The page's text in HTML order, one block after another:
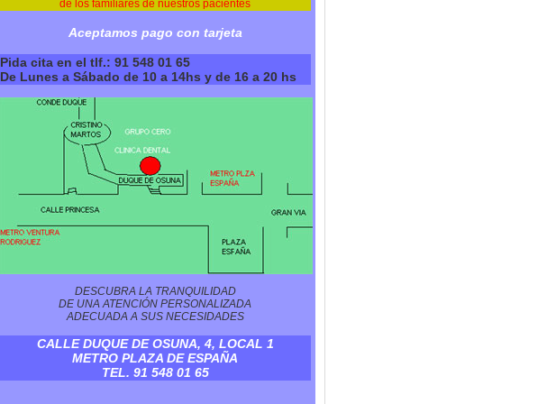
de los familiares de nuestros pacientes
Aceptamos pago con tarjeta
Pida cita en el tlf.: 91 548 01 65
De Lunes a Sábado de 10 a 14hs y de 16 a 20 hs
DESCUBRA LA TRANQUILIDAD
DE UNA ATENCIÓN PERSONALIZADA
ADECUADA A SUS NECESIDADES
CALLE DUQUE DE OSUNA, 4, LOCAL 1
METRO PLAZA DE ESPAÑA
TEL. 91 548 01 65